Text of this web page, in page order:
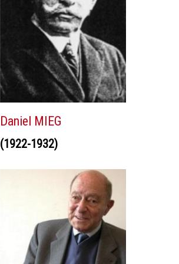
Daniel MIEG
(1922-1932)